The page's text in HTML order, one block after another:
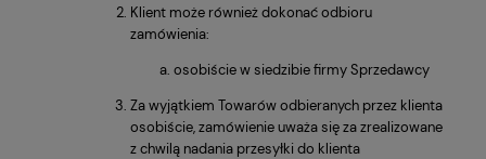
Klient może również dokonać odbioru
zamówienia:
osobiście w siedzibie firmy Sprzedawcy
Za wyjątkiem Towarów odbieranych przez klienta
osobiście, zamówienie uważa się za zrealizowane
z chwilą nadania przesyłki do klienta